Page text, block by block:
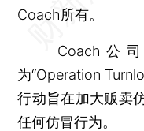
Coach所有。
Coach公司
为“Operation
行动旨在加大贩卖
任何仿冒行为。